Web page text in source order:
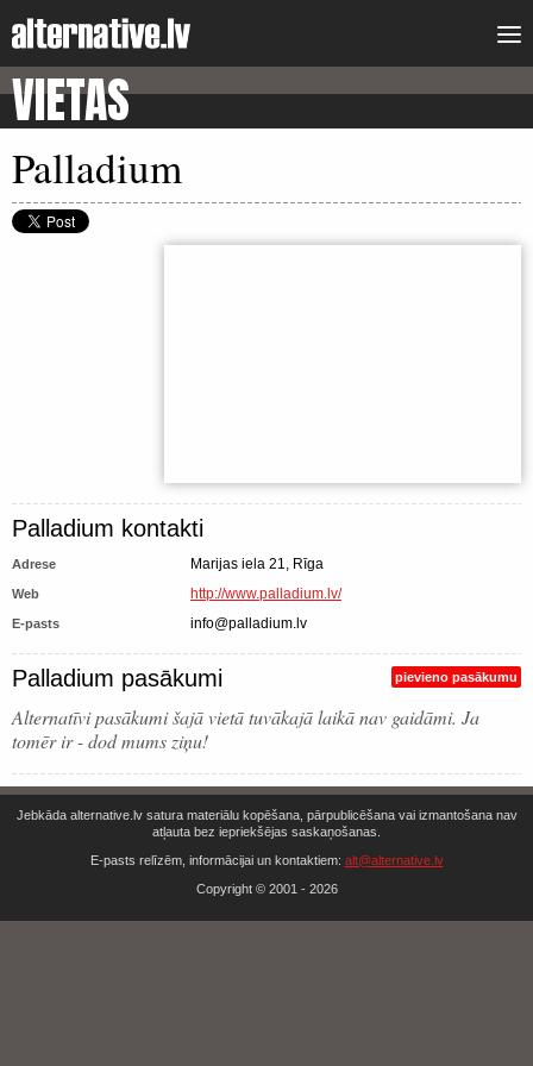
VIETAS
Palladium
Palladium kontakti
Adrese Marijas iela 21, Rīga
Web http://www.palladium.lv/
E-pasts info@palladium.lv
Palladium pasākumi pievieno pasākumu
Alternatīvi pasākumi šajā vietā tuvākajā laikā nav gaidāmi. Ja
tomēr ir - dod mums ziņu!
Jebkāda alternative.lv satura materiālu kopēšana, pārpublicēšana vai izmantošana nav
atļauta bez iepriekšējas saskaņošanas.
E-pasts relīzēm, informācijai un kontaktiem: alt@alternative.lv
Copyright © 2001 - 2026